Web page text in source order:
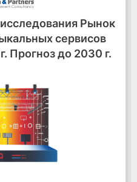
Рынок
сервисов
Прогноз до 2030 г.